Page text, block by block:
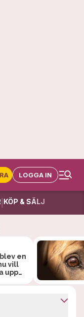
LOGGA IN
KÖP & SÄLJ
en
vill
upp